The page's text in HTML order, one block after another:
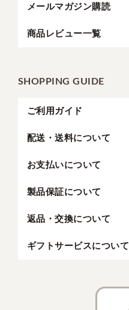
メールマガジン購読
商品レビュー一覧
SHOPPING GUIDE
ご利用ガイド
配送・送料について
お支払いについて
製品保証について
返品・交換について
ギフトサービスについて